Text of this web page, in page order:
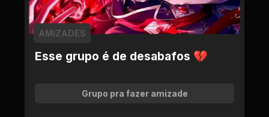
Esse grupo é de desabafos 💔
AMIZADES
Grupo pra fazer amizade